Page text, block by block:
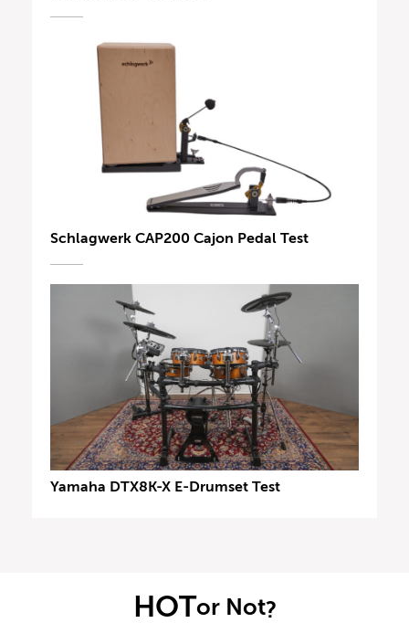
Schlagwerk CAP200 Cajon Pedal Test
Yamaha DTX8K-X E-Drumset Test
HOTor Not?